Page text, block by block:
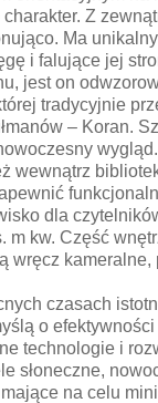
Z
Ma
i falujące jej
jest on
tradycyjnie
– Koran.
wygląd.
wewnątrz
dla
m kw. Część
wręcz
czasach
o
technologie i
słoneczne,
na celu